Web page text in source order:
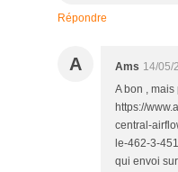
Répondre
A Ams 14/05/
A bon ,
https://
central-
le-462-3-
qui envoi